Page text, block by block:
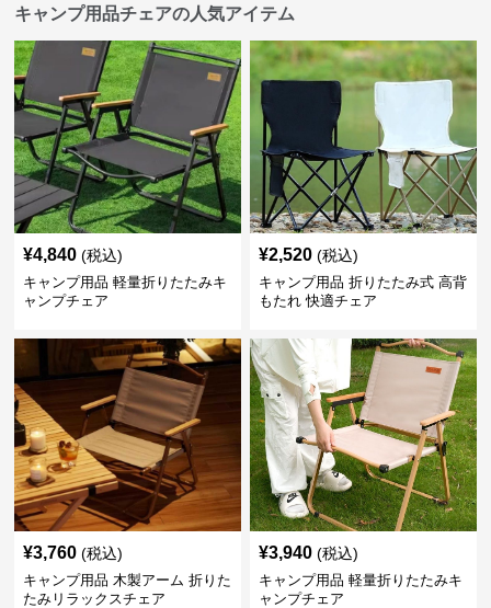
キャンプ用品チェアの人気アイテム
¥4,840 (税込)
キャンプ用品 軽量折りたたみキ
ャンプチェア
¥2,520 (税込)
キャンプ用品 折りたたみ式 高背
もたれ 快適チェア
¥3,760 (税込)
キャンプ用品 木製アーム 折りた
たみリラックスチェア
¥3,940 (税込)
キャンプ用品 軽量折りたたみキ
ャンプチェア